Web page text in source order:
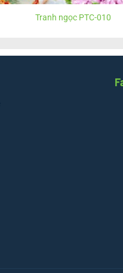
Tranh ngọc PTC-010